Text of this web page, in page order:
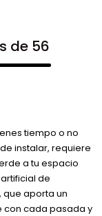
de 56
tiempo o no
instalar, requiere
a tu espacio
de
que aporta un
con cada pasada y